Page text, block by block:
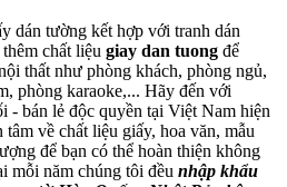
dán tường kết hợp với tranh dán
chất liệu giay dan tuong để
thất như phòng khách, phòng ngủ,
phòng karaoke,... Hãy đến với
- bán lẻ độc quyền tại Việt Nam hiện
về chất liệu giấy, hoa văn, mẫu
để bạn có thể hoàn thiện không
mỗi năm chúng tôi đều nhập khẩu